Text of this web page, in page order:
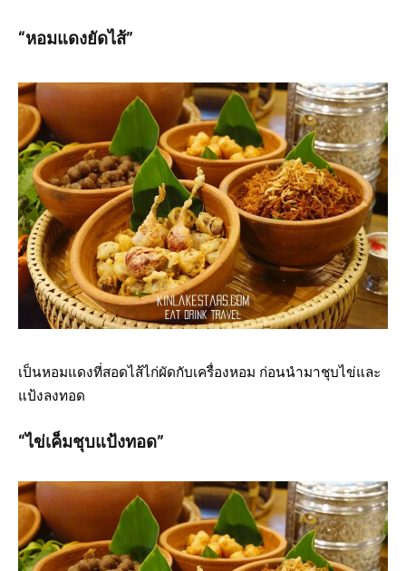
“หอมแดงยัดไส้”
เป็นหอมแดงที่สอดไส้ไก่ผัดกับเครื่องหอม ก่อนนำมาชุบไข่และ
แป้งลงทอด
“ไข่เค็มชุบแป้งทอด”